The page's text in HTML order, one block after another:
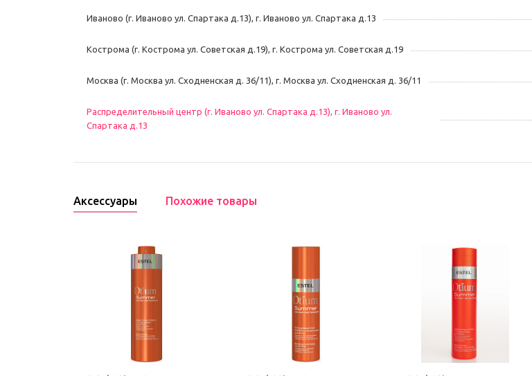
Иваново (г. Иваново ул. Спартака д.13), г. Иваново ул. Спартака д.13
Кострома (г. Кострома ул. Советская д.19), г. Кострома ул. Советская д.19
Москва (г. Москва ул. Сходненская д. 36/11), г. Москва ул. Сходненская д. 36/11
Распределительный центр (г. Иваново ул. Спартака д.13), г. Иваново ул.
Спартака д.13
Аксессуары Похожие товары